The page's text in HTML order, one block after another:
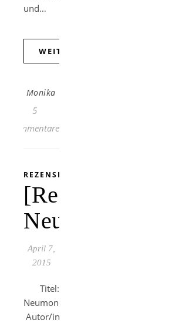
und…
WEITERLESEN
Monika
5
Kommentare
REZENSION
[Rezension]
April 7,
2015
Titel:
Neumondschatten
Autor/in: